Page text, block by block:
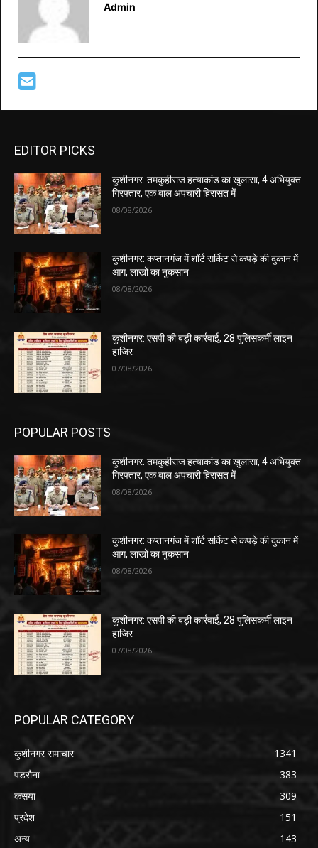
Admin
EDITOR PICKS
कुशीनगर: तमकुहीराज हत्याकांड का खुलासा, 4 अभियुक्त
गिरफ्तार, एक बाल अपचारी हिरासत में
08/08/2026
कुशीनगर: कप्तानगंज में शॉर्ट सर्किट से कपड़े की दुकान में
आग, लाखों का नुकसान
08/08/2026
कुशीनगर: एसपी की बड़ी कार्रवाई, 28 पुलिसकर्मी लाइन
हाजिर
07/08/2026
POPULAR POSTS
कुशीनगर: तमकुहीराज हत्याकांड का खुलासा, 4 अभियुक्त
गिरफ्तार, एक बाल अपचारी हिरासत में
08/08/2026
कुशीनगर: कप्तानगंज में शॉर्ट सर्किट से कपड़े की दुकान में
आग, लाखों का नुकसान
08/08/2026
कुशीनगर: एसपी की बड़ी कार्रवाई, 28 पुलिसकर्मी लाइन
हाजिर
07/08/2026
POPULAR CATEGORY
कुशीनगर समाचार
1341
पडरौना
383
कसया
309
प्रदेश
151
अन्य
143